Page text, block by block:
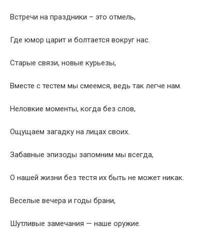
Встречи на праздники – это отмель,
Где юмор царит и болтается вокруг нас.
Старые связи, новые курьезы,
Вместе с тестем мы смеемся, ведь так легче нам.
Неловкие моменты, когда без слов,
Ощущаем загадку на лицах своих.
Забавные эпизоды запомним мы всегда,
О нашей жизни без тестя их быть не может никак.
Веселые вечера и годы брани,
Шутливые замечания — наше оружие.